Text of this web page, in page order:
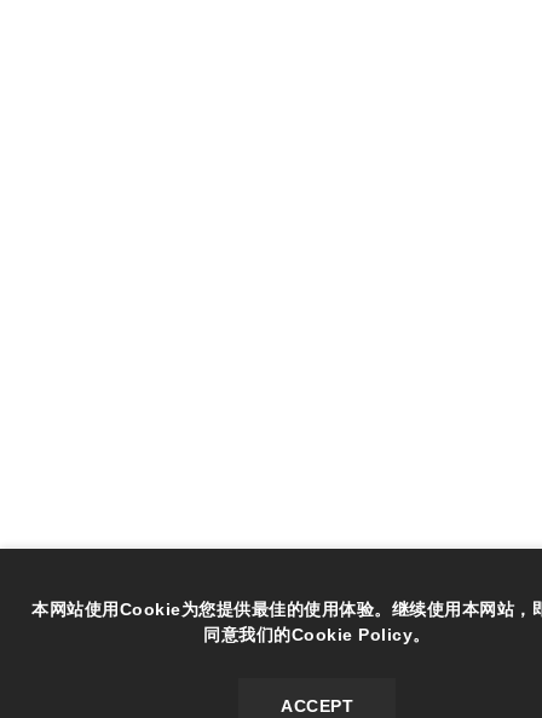
本网站使用Cookie为您提供最佳的使用体验。继续使用本网站，
同意我们的Cookie Policy。
ACCEPT